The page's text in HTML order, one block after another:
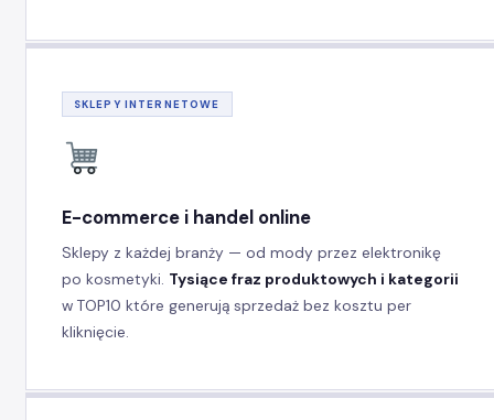
SKLEPY INTERNETOWE
E-commerce i handel online
Sklepy z każdej branży — od mody przez elektronikę
po kosmetyki. Tysiące fraz produktowych i kategorii
w TOP10 które generują sprzedaż bez kosztu per
kliknięcie.